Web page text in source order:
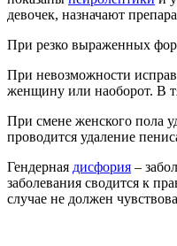
девочек, назначают
При резко выраженных
При невозможности
женщину или наоборот. В
При смене женского пола
проводится удаление
Гендерная дисфория –
заболевания сводится к
случае не должен